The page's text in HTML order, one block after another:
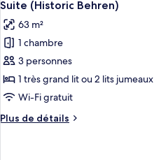
terrasse
toutes
les
photos
pour
ce
type
chambre :
Suite (Historic Behren)
63 m²
1 chambre
3 personnes
1 très grand lit ou 2 lits jumeaux
Wi-Fi gratuit
Plus de détails
Plus